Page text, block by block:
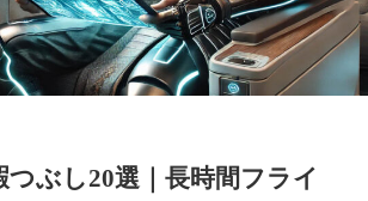
つぶし20選｜長時間フライ